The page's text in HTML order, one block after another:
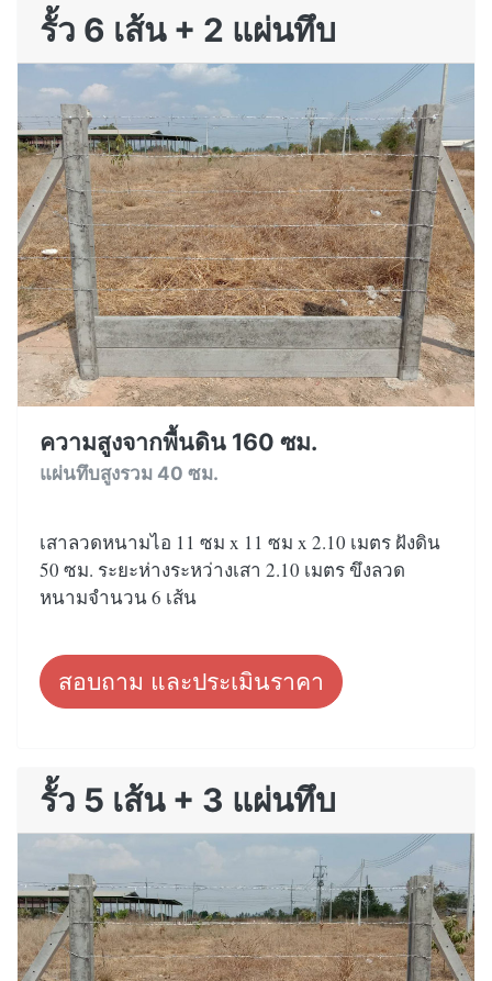
รั้ว 6 เส้น + 2 แผ่นทึบ
ความสูงจากพื้นดิน 160 ซม.
แผ่นทึบสูงรวม 40 ซม.
เสาลวดหนามไอ 11 ซม x 11 ซม x 2.10 เมตร ฝังดิน
50 ซม. ระยะห่างระหว่างเสา 2.10 เมตร ขึงลวด
หนามจำนวน 6 เส้น
สอบถาม และประเมินราคา
รั้ว 5 เส้น + 3 แผ่นทึบ